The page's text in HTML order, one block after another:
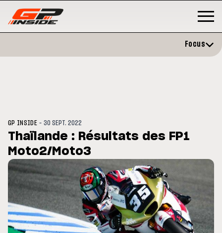
opéré avec succès de la
droite à Madrid
Programme du GP de Grande-
Bretagne
Focus
GP INSIDE -30 SEPT. 2022
Thaïlande : Résultats des FP1
Moto2/Moto3